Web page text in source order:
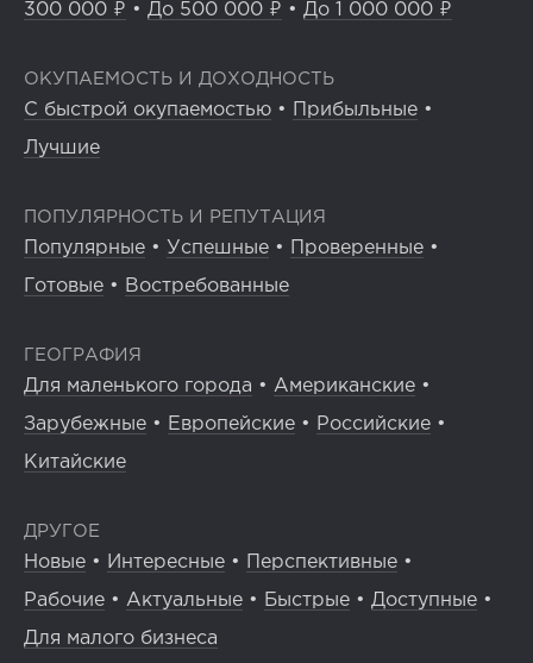
300 000 ₽ • До 500 000 ₽ • До 1 000 000 ₽
ОКУПАЕМОСТЬ И ДОХОДНОСТЬ
С быстрой окупаемостью • Прибыльные •
Лучшие
ПОПУЛЯРНОСТЬ И РЕПУТАЦИЯ
Популярные • Успешные • Проверенные •
Готовые • Востребованные
ГЕОГРАФИЯ
Для маленького города • Американские •
Зарубежные • Европейские • Российские •
Китайские
ДРУГОЕ
Новые • Интересные • Перспективные •
Рабочие • Актуальные • Быстрые • Доступные •
Для малого бизнеса